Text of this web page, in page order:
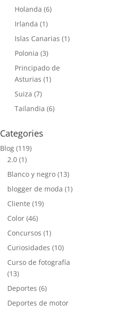
Holanda (6)
Irlanda (1)
Islas Canarias (1)
Polonia (3)
Principado de
Asturias (1)
Suiza (7)
Tailandia (6)
Categories
Blog (119)
2.0 (1)
Blanco y negro (13)
blogger de moda (1)
Cliente (19)
Color (46)
Concursos (1)
Curiosidades (10)
Curso de fotografía
(13)
Deportes (6)
Deportes de motor